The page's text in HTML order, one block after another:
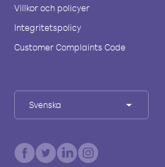
Villkor och policyer
Integritetspolicy
Customer Complaints Code
Svenska